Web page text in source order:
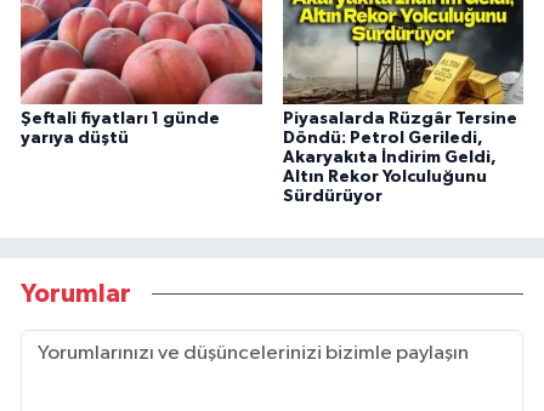
Şeftali fiyatları 1 günde
yarıya düştü
Piyasalarda Rüzgâr Tersine
Döndü: Petrol Geriledi,
Akaryakıta İndirim Geldi,
Altın Rekor Yolculuğunu
Sürdürüyor
Yorumlar